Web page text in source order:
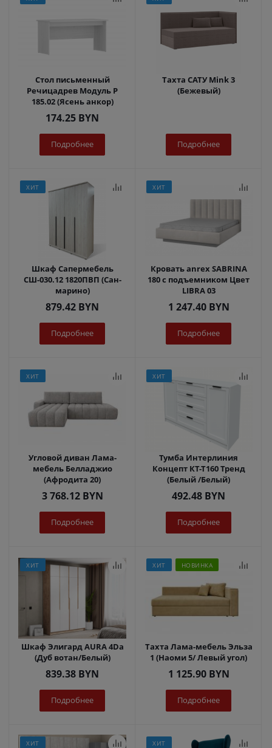
Стол письменный
Речицадрев Модуль Р
185.02 (Ясень анкор)
174.25 BYN
Подробнее
Тахта САТУ Mink 3
(Бежевый)
Подробнее
ХИТ
Шкаф Сапермебель
СШ-030.12 1820ПВП (Сан-
марино)
879.42 BYN
Подробнее
ХИТ
Кровать anrex SABRINA
180 с подъемником Цвет
LIBRA 03
1 247.40BYN
Подробнее
ХИТ
Угловой диван Лама-
мебель Белладжио
(Афродита 20)
3 768.12BYN
Подробнее
ХИТ
Тумба Интерлиния
Концепт КТ-Т160 Тренд
(Белый /Белый)
492.48 BYN
Подробнее
ХИТ
Шкаф Элигард AURA 4Dа
(Дуб вотан/Белый)
839.38 BYN
Подробнее
ХИТ НОВИНКА
Тахта Лама-мебель Эльза
1 (Наоми 5/ Левый угол)
1 125.90BYN
Подробнее
ХИТ ХИТ